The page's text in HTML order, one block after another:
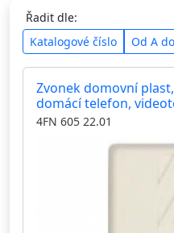
Řadit dle:
Katalogové číslo
Od A
Zvonek domovní
domácí telefon,
4FN 605 22.01